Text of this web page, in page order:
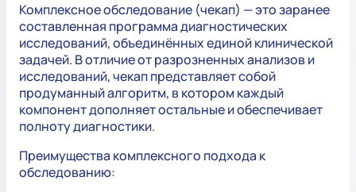
Комплексное обследование (чекап) — это заранее
составленная программа диагностических
исследований, объединённых единой клинической
задачей. В отличие от разрозненных анализов и
исследований, чекап представляет собой
продуманный алгоритм, в котором каждый
компонент дополняет остальные и обеспечивает
полноту диагностики.
Преимущества комплексного подхода к
обследованию: